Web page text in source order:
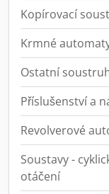
Kopírovací
Krmné
Ostatní
Příslušenství a
Revolverové
Soustavy -
otáčení